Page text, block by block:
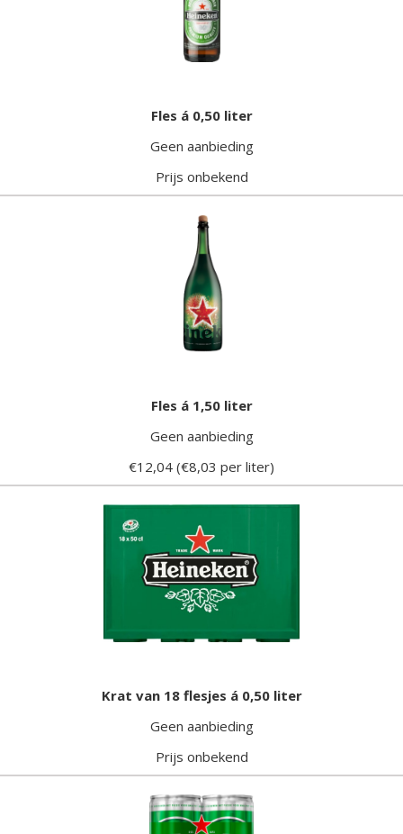
Fles á 0,50 liter
Geen aanbieding
Prijs onbekend
Fles á 1,50 liter
Geen aanbieding
€12,04 (€8,03 per liter)
Krat van 18 flesjes á 0,50 liter
Geen aanbieding
Prijs onbekend